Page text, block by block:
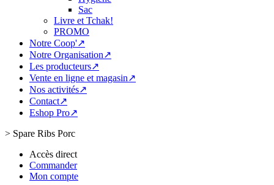
Sac
Livre et Tchak!
PROMO
Notre Coop'↗
Notre Organisation↗
Les producteurs↗
Vente en ligne et magasin↗
Nos activités↗
Contact↗
Eshop Pro↗
> Spare Ribs Porc
Accès direct
Commander
Mon compte